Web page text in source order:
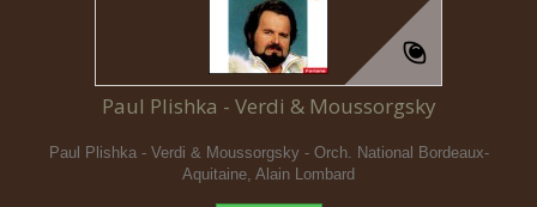
Paul Plishka - Verdi & Moussorgsky
Paul Plishka - Verdi & Moussorgsky - Orch. National Bordeaux-
Aquitaine, Alain Lombard